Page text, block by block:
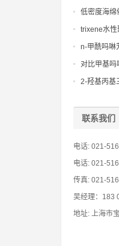
空调孔洞填
低密度海绵
具体方法
trixene水性
的应用
n-甲酰吗啉
密武器，展
对比甲基吗
性能上的差
2-羟基丙基
联系我们
电话: 021-
电话: 021-
传真: 021-
吴经理：183
地址: 上海市